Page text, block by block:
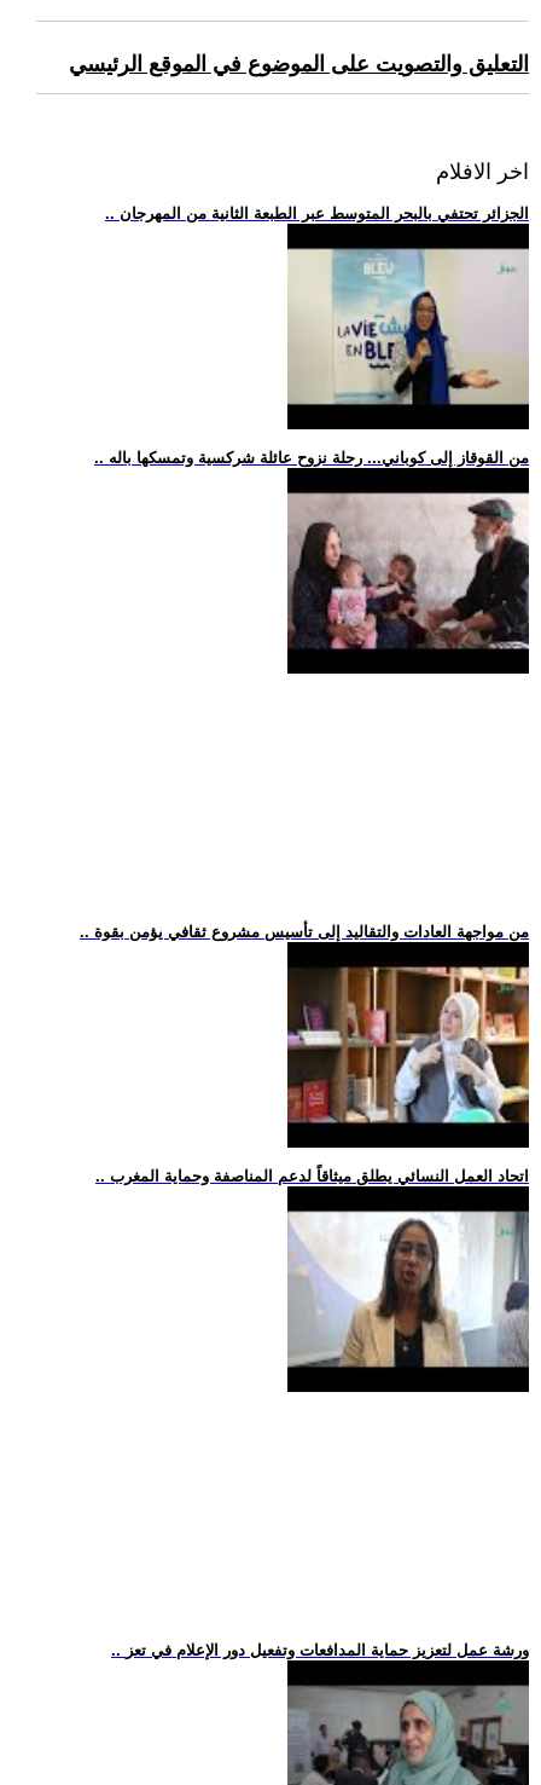
التعليق والتصويت على الموضوع في الموقع الرئيسي
اخر الافلام
.. الجزائر تحتفي بالبحر المتوسط عبر الطبعة الثانية من المهرجان
.. من القوقاز إلى كوباني... رحلة نزوح عائلة شركسية وتمسكها باله
.. من مواجهة العادات والتقاليد إلى تأسيس مشروع ثقافي يؤمن بقوة
.. اتحاد العمل النسائي يطلق ميثاقاً لدعم المناصفة وحماية المغرب
.. ورشة عمل لتعزيز حماية المدافعات وتفعيل دور الإعلام في تعز